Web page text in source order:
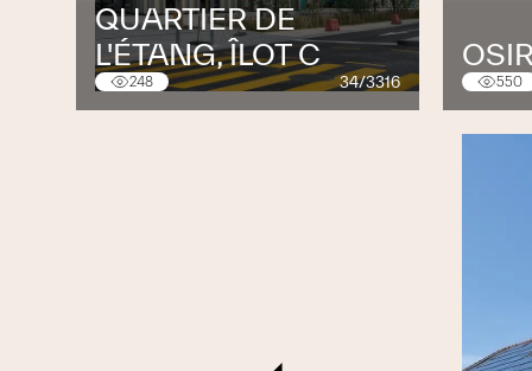
QUARTIER DE
L'ÉTANG, ÎLOT C
248 34/3316 550